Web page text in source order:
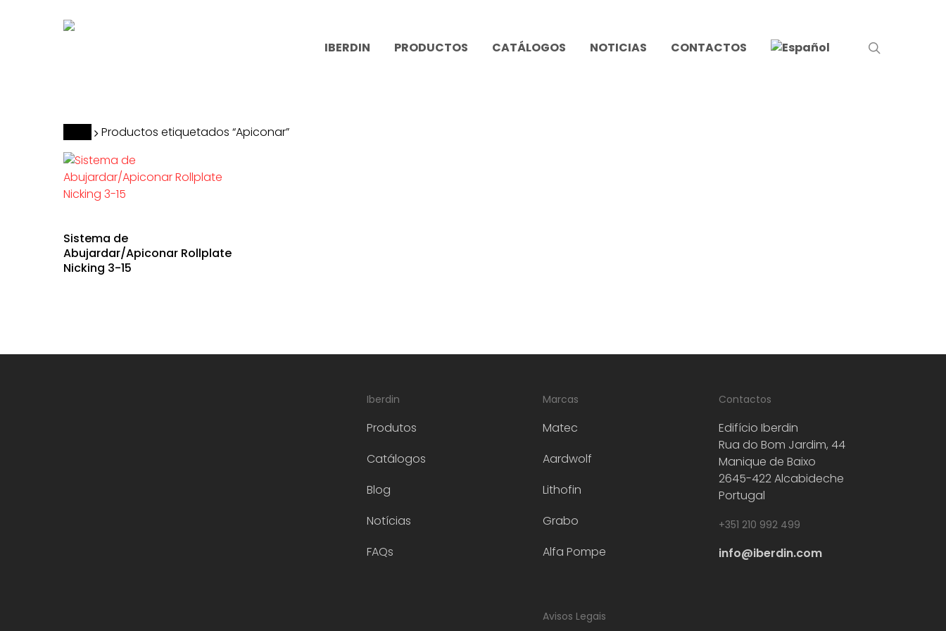
Hit enter to search or ESC to close
IBERDIN PRODUCTOS CATÁLOGOS NOTICIAS CONTACTOS
Productos etiquetados “Apiconar”
Sistema de
Abujardar/Apiconar Rollplate
Nicking 3-15
Iberdin
Produtos
Catálogos
Blog
Notícias
FAQs
Marcas
Matec
Aardwolf
Lithofin
Grabo
Alfa Pompe
Avisos Legais
Contactos
Edifício Iberdin
Rua do Bom Jardim, 44
Manique de Baixo
2645-422 Alcabideche
Portugal
+351 210 992 499
info@iberdin.com